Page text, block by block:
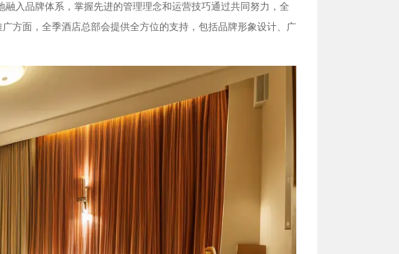
入品牌体系，掌握先进的管理理念和运营技巧通过共同努力，全
方面，全季酒店总部会提供全方位的支持，包括品牌形象设计、广